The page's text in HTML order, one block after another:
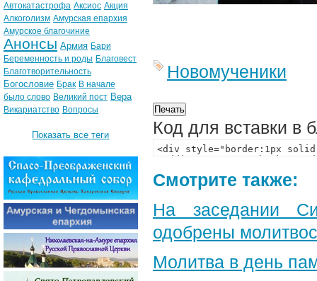
Новомученики
Код для вставки в
Смотрите также:
На заседании
одобрены
Молитва в день
Автокатастрофа Аксиос Акция
Алкоголизм Амурская епархия
Амурское благочиние
Анонсы Армия Бари
Беременность и роды Благовест
Благотворительность
Богословие Брак В начале
было слово Великий пост Вера
Викариатство Вопросы
Показать все теги